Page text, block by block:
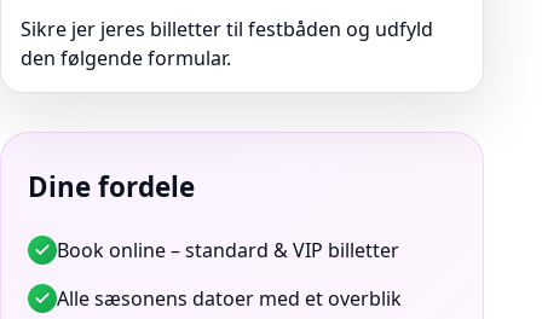
Sikre jer jeres billetter til festbåden og udfyld
den følgende formular.
Dine fordele
Book online – standard & VIP billetter
Alle sæsonens datoer med et overblik